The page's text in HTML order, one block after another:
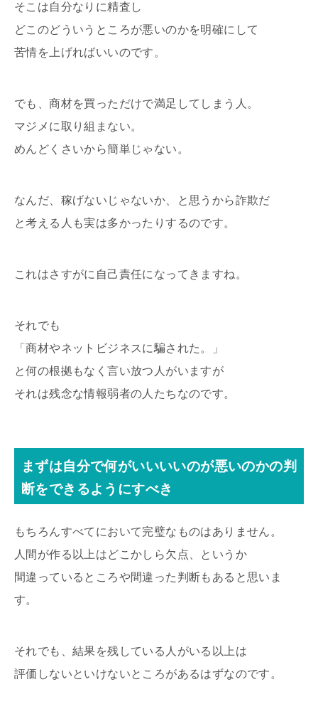
そこは自分なりに精査し
どこのどういうところが悪いのかを明確にして
苦情を上げればいいのです。
でも、商材を買っただけで満足してしまう人。
マジメに取り組まない。
めんどくさいから簡単じゃない。
なんだ、稼げないじゃないか、と思うから詐欺だ
と考える人も実は多かったりするのです。
これはさすがに自己責任になってきますね。
それでも
「商材やネットビジネスに騙された。」
と何の根拠もなく言い放つ人がいますが
それは残念な情報弱者の人たちなのです。
まずは自分で何がいいいいのが悪いのかの判
断をできるようにすべき
もちろんすべてにおいて完璧なものはありません。
人間が作る以上はどこかしら欠点、というか
間違っているところや間違った判断もあると思いま
す。
それでも、結果を残している人がいる以上は
評価しないといけないところがあるはずなのです。